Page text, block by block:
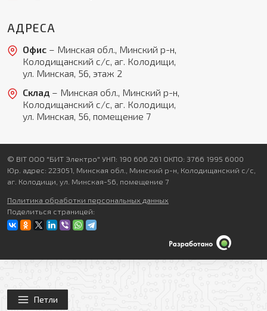
Петли
АДРЕСА
Офис– Минская обл., Минский р-н,
Колодищанский с/с, аг. Колодищи,
ул. Минская, 56, этаж 2
Склад– Минская обл., Минский р-н,
Колодищанский с/с, аг. Колодищи,
ул. Минская, 56, помещение 7
© BIT ООО "БИТ Электро" УНП: 190 606 261 ОКПО: 3766 1995 6000
Юр. адрес: 223051, Минская обл., Минский р-н, Колодищанский с/с,
аг. Колодищи, ул. Минская-56, помещение 7
Политика обработки персональных данных
Поделиться страницей: